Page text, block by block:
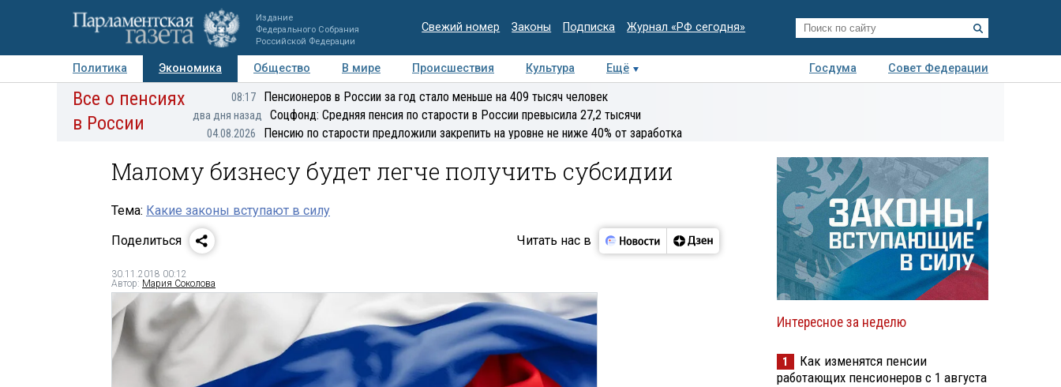
Издание
Федерального Собрания
Российской Федерации
Свежий номер Законы Подписка Журнал «РФ сегодня»
Политика Экономика Общество В мире Происшествия Культура Ещё Госдума
Совет Федерации
Авторы Персоны Мнения Регионы Медиацентр Интервью Колумнисты
Все о пенсиях
в России
08:17 Пенсионеров в России за год стало меньше на 409 тысяч человек
два дня назад Соцфонд: Средняя пенсия по старости в России превысила 27,2 тысячи
04.08.2026 Пенсию по старости предложили закрепить на уровне не ниже 40% от заработка
Малому бизнесу будет легче получить субсидии
Тема: Какие законы вступают в силу
Поделиться
Читать нас в
30.11.2018 00:12
Автор: Мария Соколова
Интересное за неделю
1
Как изменятся пенсии
работающих пенсионеров с 1 августа